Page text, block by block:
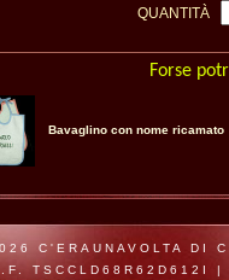
QUANTITÀ
Forse
Bavaglino con nome ricamato
C'ERAUNAVOLTA
TSCCLD68R62D612I